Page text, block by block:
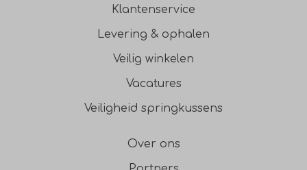
Klantenservice
Levering & ophalen
Veilig winkelen
Vacatures
Veiligheid springkussens
Over ons